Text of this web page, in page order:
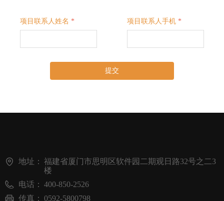
项目联系人姓名 * 项目联系人手机 *
提交
地址： 福建省厦门市思明区软件园二期观日路32号之二3
楼
电话： 400-850-2526
传真： 0592-5800798